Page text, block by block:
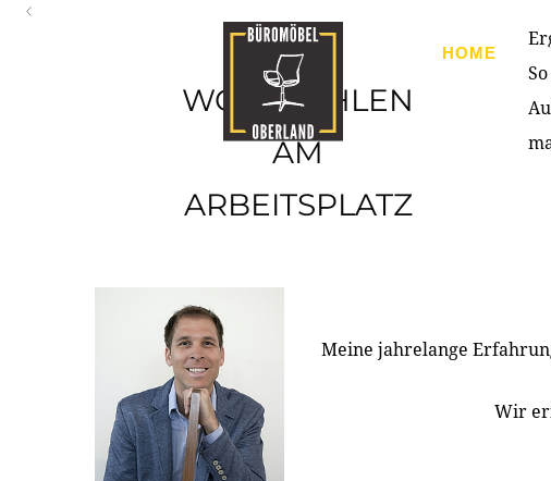
HOME
WOHLFÜHLEN
AM
ARBEITSPLATZ
Meine jahrelange
Wir